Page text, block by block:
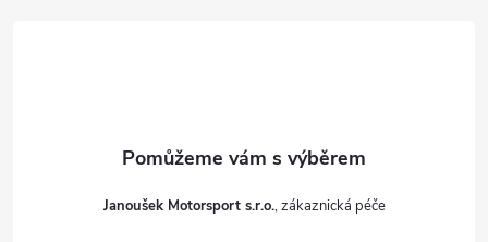
Janoušek Motorsport s.r.o.